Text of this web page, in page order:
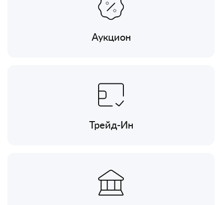
Аукцион
Трейд-Ин